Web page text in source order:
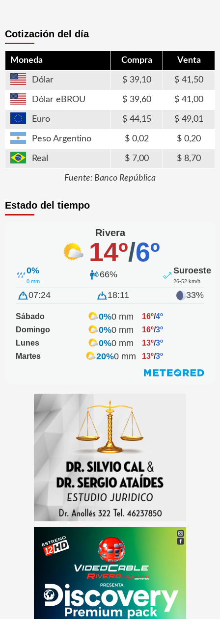
Cotización del día
Moneda Compra Venta
Dólar 39,10 41,50
Dólar eBROU 39,60 41,00
Euro 44,15 49,01
Peso Argentino 0,02 0,20
Real 7,00 8,70
Fuente: Banco República
Estado del tiempo
Rivera
14º/6º
0%
0 mm
66% Suroeste
26-52 km/h
07:24 18:11 33%
Sábado 0%0 mm 16º/4º
Domingo
0%0 mm 16º/3º
Lunes
0%0 mm 13º/3º
Martes
20%0 mm 13º/3º